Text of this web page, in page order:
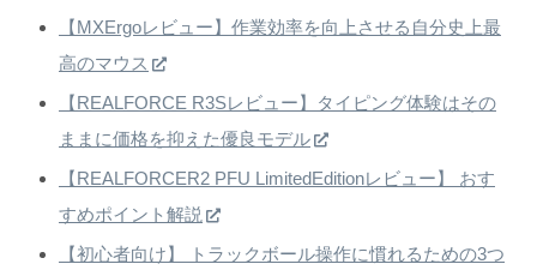
【MXErgoレビュー】作業効率を向上させる自分史上最
高のマウス
【REALFORCE R3Sレビュー】タイピング体験はその
ままに価格を抑えた優良モデル
【REALFORCER2 PFU LimitedEditionレビュー】 おす
すめポイント解説
【初心者向け】 トラックボール操作に慣れるための3つ